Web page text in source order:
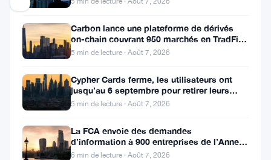
Cardano
ADA)
une
trajectoire
impressionnante
Carbon lance une plateforme de dérivés
on-chain couvrant 950 marchés en TradFi et
crypto
5 min de lecture · Août 7, 2026
Cypher Cards ferme, les utilisateurs ont
jusqu’au 6 septembre pour retirer leurs
fonds
5 min de lecture · Août 7, 2026
La FCA envoie des demandes
d’information à 900 entreprises de l’Annexe
1 contre le blanchiment
6 min de lecture · Août 7, 2026